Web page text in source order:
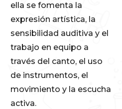
ella se fomenta la
expresión artística, la
sensibilidad auditiva y el
trabajo en equipo a
través del canto, el uso
de instrumentos, el
movimiento y la escucha
activa.